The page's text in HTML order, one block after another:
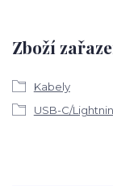
Zboží
Kabely
USB-C/